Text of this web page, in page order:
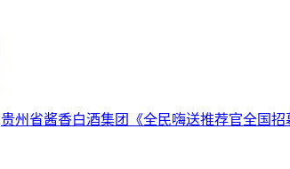
贵州省酱香白酒集团《全民嗨送推荐官全国招